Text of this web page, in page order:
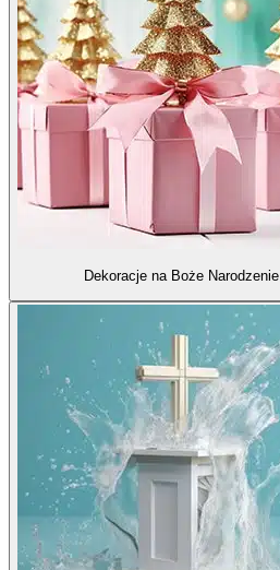
Dekoracje na Boże Narodzenie